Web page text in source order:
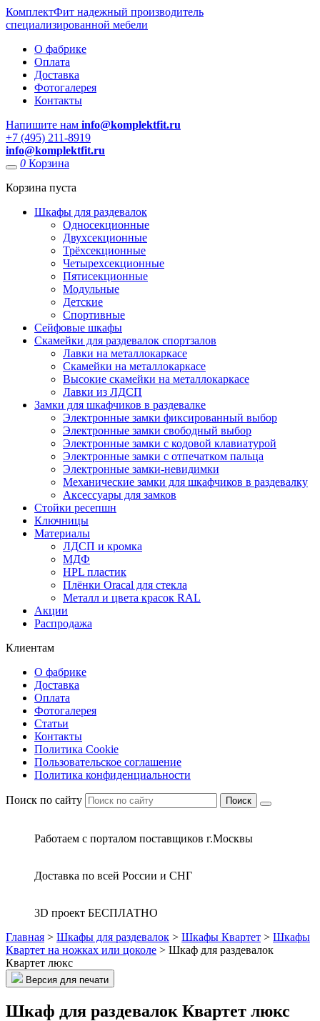
КомплектФит надежный производитель
специализированной мебели
О фабрике
Оплата
Доставка
Фотогалерея
Контакты
Напишите нам info@komplektfit.ru
​+7 (495) 211-8919
info@komplektfit.ru
0 Корзина
Корзина пуста
Шкафы для раздевалок
Односекционные
Двухсекционные
Трёхсекционные
Четырехсекционные
Пятисекционные
Модульные
Детские
Спортивные
Сейфовые шкафы
Скамейки для раздевалок спортзалов
Лавки на металлокаркасе
Скамейки на металлокаркасе
Высокие скамейки на металлокаркасе
Лавки из ЛДСП
Замки для шкафчиков в раздевалке
Электронные замки фиксированный выбор
Электронные замки свободный выбор
Электронные замки с кодовой клавиатурой
Электронные замки с отпечатком пальца
Электронные замки-невидимки
Механические замки для шкафчиков в раздевалку
Аксессуары для замков
Стойки ресепшн
Ключницы
Материалы
ЛДСП и кромка
МДФ
HPL пластик
Плёнки Oracal для стекла
Металл и цвета красок RAL
Акции
Распродажа
Клиентам
О фабрике
Доставка
Оплата
Фотогалерея
Статьи
Контакты
Политика Cookie
Пользовательское соглашение
Политика конфиденциальности
Поиск по сайту Поиск
Работаем с порталом поставщиков г.Москвы
Доставка по всей России и СНГ
3D проект БЕСПЛАТНО
Главная > Шкафы для раздевалок > Шкафы Квартет > Шкафы
Квартет на ножках или цоколе > Шкаф для раздевалок
Квартет люкс
Версия для печати
Шкаф для раздевалок Квартет люкс